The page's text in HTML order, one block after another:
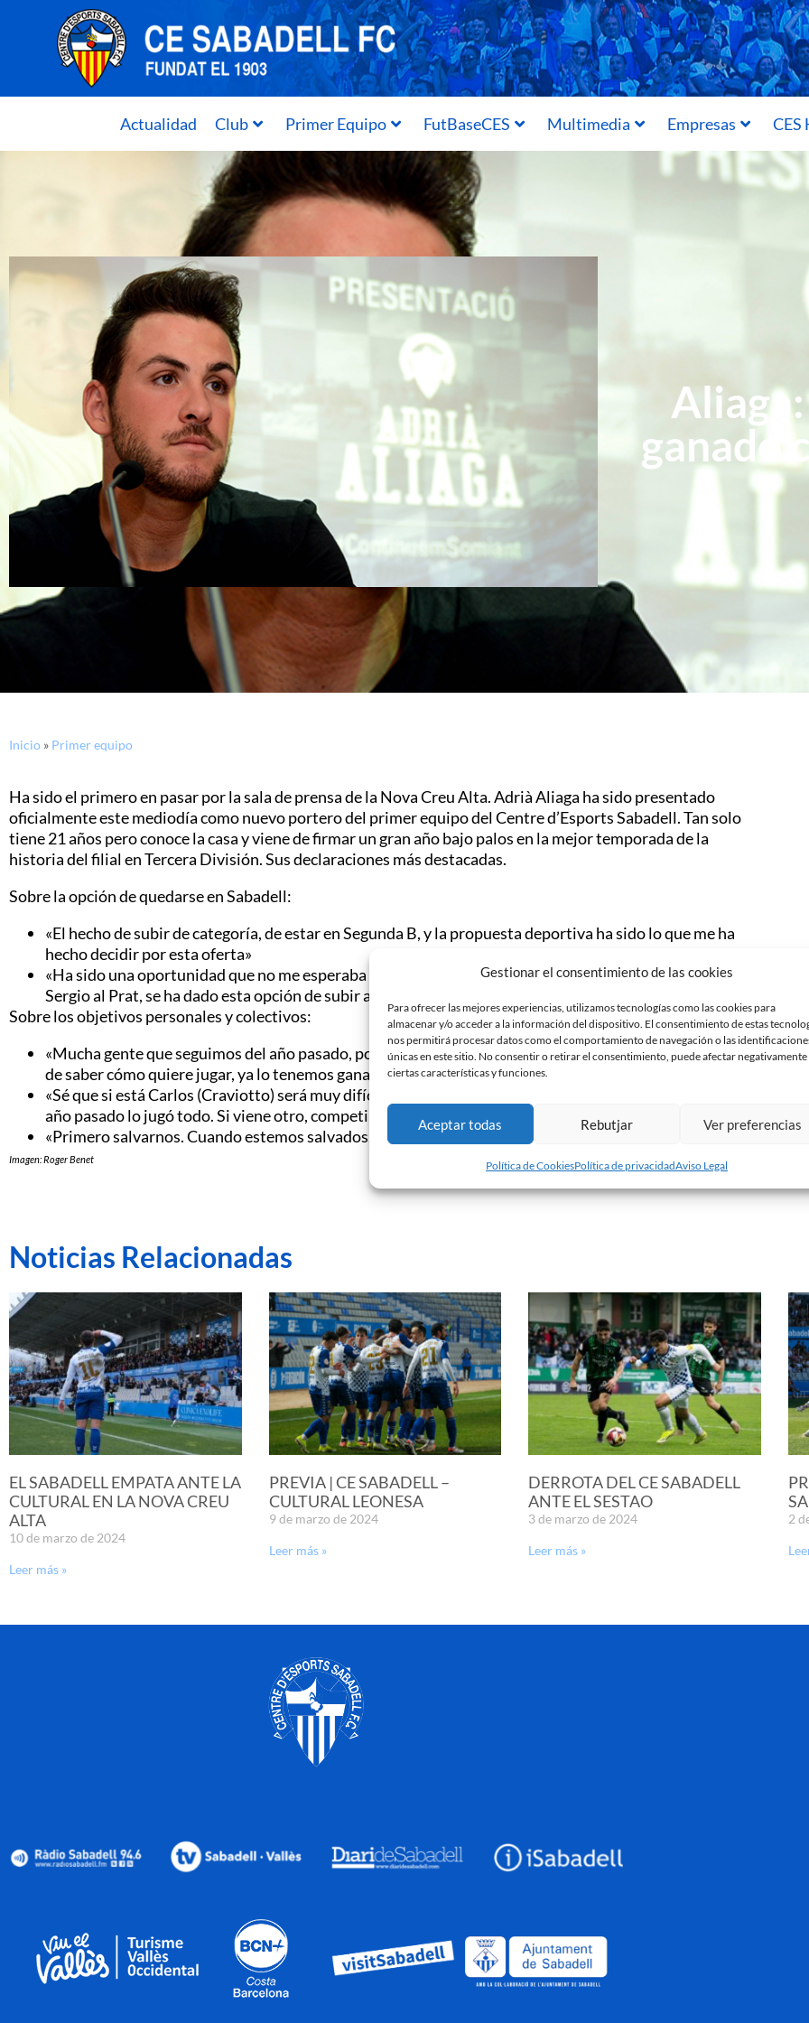
Gestionar el consentimiento de las cookies
Para ofrecer las mejores experiencias, utilizamos tecnologías como las cookies para
almacenar y/o acceder a la información del dispositivo. El consentimiento de estas
nos permitirá procesar datos como el comportamiento de navegación o las
únicas en este sitio. No consentir o retirar el consentimiento, puede afectar negativamente
ciertas características y funciones.
Aceptar todas Rebutjar Ver preferencias
Política de CookiesPolítica de privacidadAviso Legal
Actualidad Club Primer Equipo FutBaseCES Multimedia Empresas CES
ganado
Inicio » Primer equipo
Ha sido el primero en pasar por la sala de prensa de la Nova Creu Alta. Adrià Aliaga ha sido presentado
oficialmente este mediodía como nuevo portero del primer equipo del Centre d’Esports Sabadell. Tan solo
tiene 21 años pero conoce la casa y viene de firmar un gran año bajo palos en la mejor temporada de la
historia del filial en Tercera División. Sus declaraciones más destacadas.
Sobre la opción de quedarse en Sabadell:
«El hecho de subir de categoría, de estar en Segunda B, y la propuesta deportiva ha sido lo que me ha
hecho decidir por esta oferta»
«Ha sido una oportunidad que no me esperaba y es muy grata. Como se han ido Tienda al Terrassa y
Sergio al Prat, se ha dado esta opción de subir al primer equipo»
Sobre los objetivos personales y colectivos:
«Mucha gente que seguimos del año pasado, por el hecho de haber estado un año con Jose (Solivelles),
de saber cómo quiere jugar, ya lo tenemos ganado con respecto a otros equipos que empiezan de cero»
«Sé que si está Carlos (Craviotto) será muy difícil jugar porque es un portero muy experimentado, el
año pasado lo jugó todo. Si viene otro, competiremos con él y que juegue quien esté mejor»
«Primero salvarnos. Cuando estemos salvados, lo que venga, bienvenido será»
Imagen: Roger Benet
Noticias Relacionadas
EL SABADELL EMPATA ANTE LA
CULTURAL EN LA NOVA CREU
ALTA
10 de marzo de 2024
Leer más »
PREVIA | CE SABADELL –
CULTURAL LEONESA
9 de marzo de 2024
Leer más »
DERROTA DEL CE SABADELL
ANTE EL SESTAO
3 de marzo de 2024
Leer más »
2